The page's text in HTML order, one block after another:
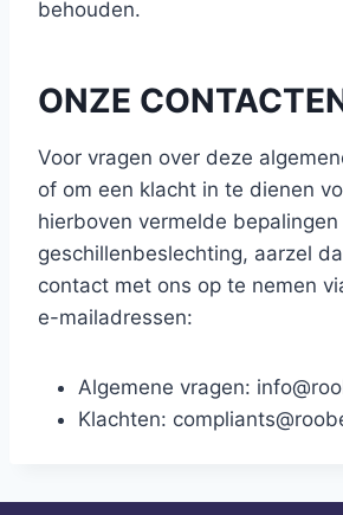
behouden.
ONZE
Voor vragen over deze
of om een klacht in te dienen
hierboven vermelde bepalingen
geschillenbeslechting, aarzel
contact met ons op te nemen
e-mailadressen:
Algemene vragen:
Klachten: